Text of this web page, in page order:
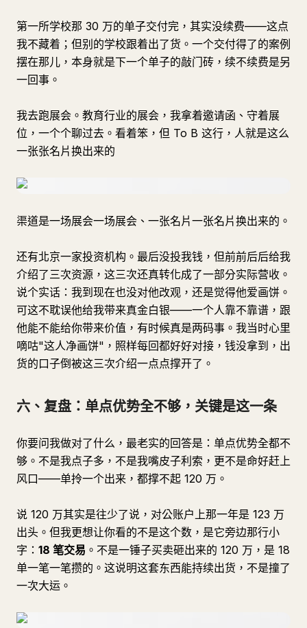
第一所学校那 30 万的单子交付完，其实没续费——这点
我不藏着；但别的学校跟着出了货。一个交付得了的案例
摆在那儿，本身就是下一个单子的敲门砖，续不续费是另
一回事。
我去跑展会。教育行业的展会，我拿着邀请函、守着展
位，一个个聊过去。看着笨，但 To B 这行，人就是这么
一张张名片换出来的
渠道是一场展会一场展会、一张名片一张名片换出来的。
还有北京一家投资机构。最后没投我钱，但前前后后给我
介绍了三次资源，这三次还真转化成了一部分实际营收。
说个实话：我到现在也没对他改观，还是觉得他爱画饼。
可这不耽误他给我带来真金白银——一个人靠不靠谱，跟
他能不能给你带来价值，有时候真是两码事。我当时心里
嘀咕"这人净画饼"，照样每回都好好对接，钱没拿到，出
货的口子倒被这三次介绍一点点撑开了。
六、复盘：单点优势全不够，关键是这一条
你要问我做对了什么，最老实的回答是：单点优势全都不
够。不是我点子多，不是我嘴皮子利索，更不是命好赶上
风口——单拎一个出来，都撑不起 120 万。
说 120 万其实是往少了说，对公账户上那一年是 123 万
出头。但我更想让你看的不是这个数，是它旁边那行小
字： 18 笔交易 。不是一锤子买卖砸出来的 120 万，是 18
单一笔一笔攒的。这说明这套东西能持续出货，不是撞了
一次大运。